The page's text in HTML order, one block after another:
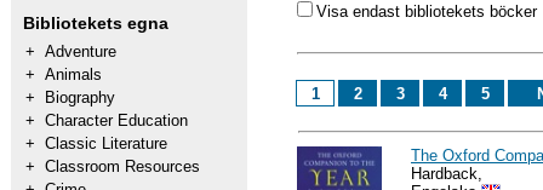
Bibliotekets egna
+ Adventure
+ Animals
+
Biography
+ Character Education
+ Classic Literature
+ Classroom Resources
Visa endast bibliotekets böcker
1 2 3 4 5
The Oxford
Hardback,